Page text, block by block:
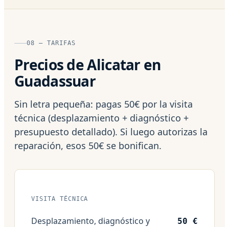
08 — TARIFAS
Precios de Alicatar en
Guadassuar
Sin letra pequeña: pagas 50€ por la visita
técnica (desplazamiento + diagnóstico +
presupuesto detallado). Si luego autorizas la
reparación, esos 50€ se bonifican.
VISITA TÉCNICA
Desplazamiento, diagnóstico y
50 €